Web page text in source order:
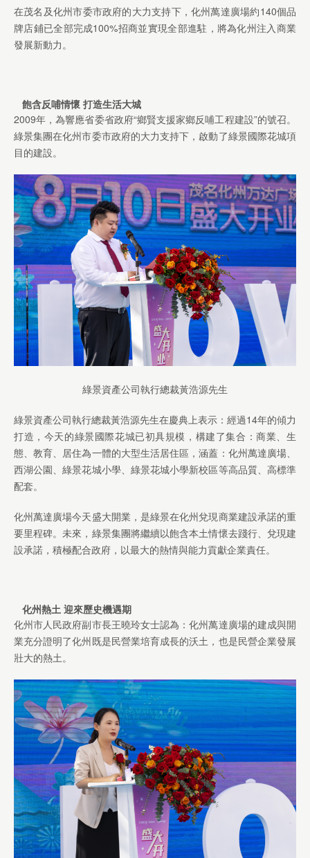
在茂名及化州市委市政府的大力支持下，化州萬達廣場約140個品
牌店鋪已全部完成100%招商並實現全部進駐，將為化州注入商業
發展新動力。
飽含反哺情懷 打造生活大城
2009年，為響應省委省政府“鄉賢支援家鄉反哺工程建設”的號召。
綠景集團在化州市委市政府的大力支持下，啟動了綠景國際花城項
目的建設。
綠景資產公司執行總裁黃浩源先生
綠景資產公司執行總裁黃浩源先生在慶典上表示：經過14年的傾力
打造，今天的綠景國際花城已初具規模，構建了集合：商業、生
態、教育、居住為一體的大型生活居住區，涵蓋：化州萬達廣場、
西湖公園、綠景花城小學、綠景花城小學新校區等高品質、高標準
配套。
化州萬達廣場今天盛大開業，是綠景在化州兌現商業建設承諾的重
要里程碑。未來，綠景集團將繼續以飽含本土情懷去踐行、兌現建
設承諾，積極配合政府，以最大的熱情與能力貢獻企業責任。
化州熱土 迎來歷史機遇期
化州市人民政府副市長王曉玲女士認為：化州萬達廣場的建成與開
業充分證明了化州既是民營業培育成長的沃土，也是民營企業發展
壯大的熱土。